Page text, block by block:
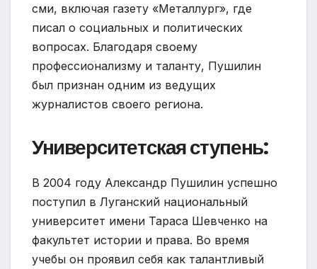
сми, включая газету «Металлург», где
писал о социальных и политических
вопросах. Благодаря своему
профессионализму и таланту, Пушилин
был признан одним из ведущих
журналистов своего региона.
Университетская ступень:
В 2004 году Александр Пушилин успешно
поступил в Луганский национальный
университет имени Тараса Шевченко на
факультет истории и права. Во время
учебы он проявил себя как талантливый